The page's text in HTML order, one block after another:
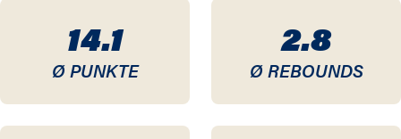
14.1
Ø PUNKTE
2.8
Ø REBOUNDS